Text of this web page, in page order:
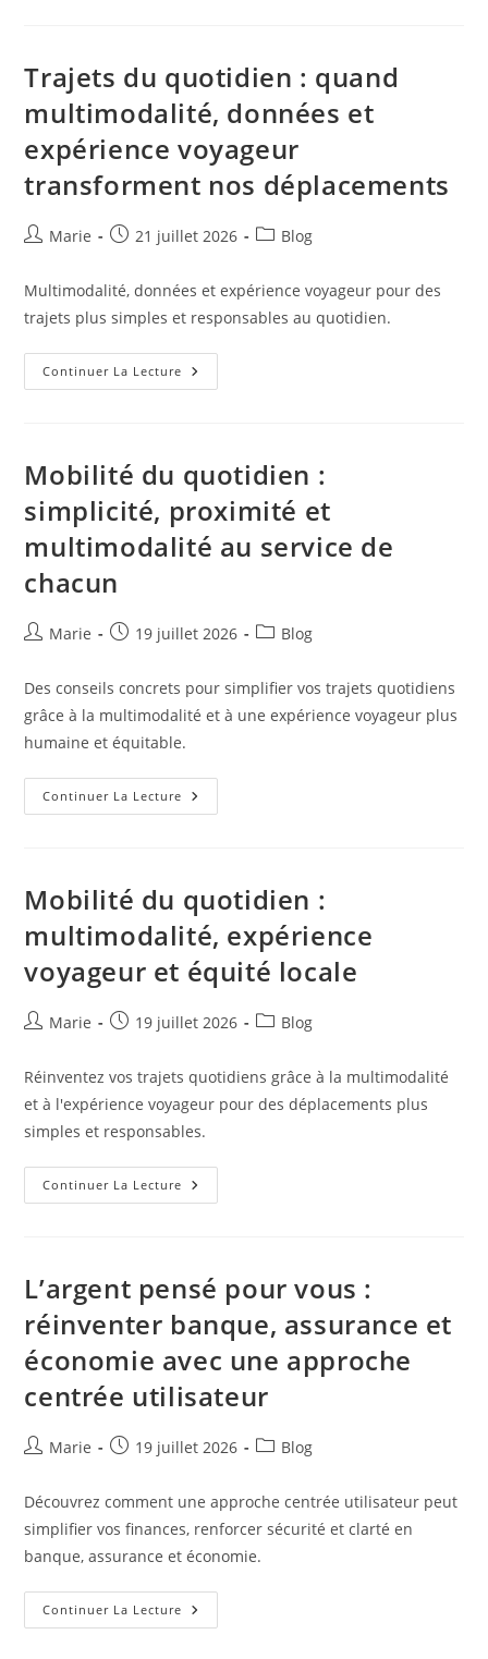
Expérience
Pour
Tous
Trajets du quotidien : quand
multimodalité, données et
expérience voyageur
transforment nos déplacements
Auteur/autrice
la
publication :
Marie
Publication
21 juillet 2026
PostBlog
Multimodalité, données et expérience voyageur pour des
trajets plus simples et responsables au quotidien.
Continuer La Lecture Trajets
Du
Données
Et
Expérience
Voyageur
Transforment
Nos
Déplacements
Mobilité du quotidien :
simplicité, proximité et
multimodalité au service de
chacun
Auteur/autrice
la
publication :
Marie
Publication
19 juillet 2026
PostBlog
Des conseils concrets pour simplifier vos trajets quotidiens
grâce à la multimodalité et à une expérience voyageur plus
humaine et équitable.
Continuer La Lecture Mobilité
Du
Multimodalité
Au
Service
De
Chacun
Mobilité du quotidien :
multimodalité, expérience
voyageur et équité locale
Auteur/autrice
la
publication :
Marie
Publication
19 juillet 2026
PostBlog
Réinventez vos trajets quotidiens grâce à la multimodalité
et à l'expérience voyageur pour des déplacements plus
simples et responsables.
Continuer La Lecture Mobilité
Du
Voyageur
Et
Équité
Locale
L’argent pensé pour vous :
réinventer banque, assurance et
économie avec une approche
centrée utilisateur
Auteur/autrice
la
publication :
Marie
Publication
19 juillet 2026
PostBlog
Découvrez comment une approche centrée utilisateur peut
simplifier vos finances, renforcer sécurité et clarté en
banque, assurance et économie.
Continuer La Lecture L’argent
Pensé